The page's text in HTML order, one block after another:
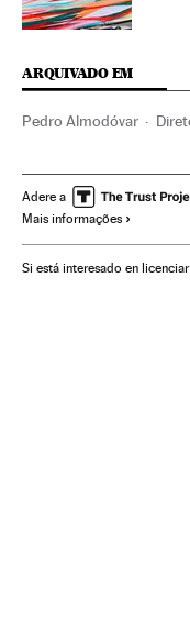
ARQUIVADO EM
Pedro Almodóvar
Instagram Redes
Lactância
Adere a
Mais informações
Si está interesado en